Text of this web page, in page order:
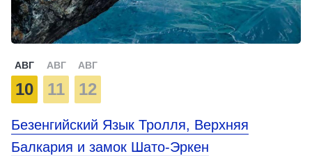
АВГ
10
АВГ
11
АВГ
12
Безенгийский Язык Тролля, Верхняя
Балкария и замок Шато-Эркен